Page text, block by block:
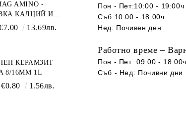
AMINO -
КАЛЦИЙ И
13.69лв.
КЕРАМЗИТ
8/16ММ 1L
€0.80 1.56лв.
Пон - Пет:10:00 - 19:00ч
Съб:10:00 - 18:00ч
Нед: Почивен ден
Работно време –
Пон - Пет: 09:00 - 18:00ч
Съб - Нед: Почивни дни